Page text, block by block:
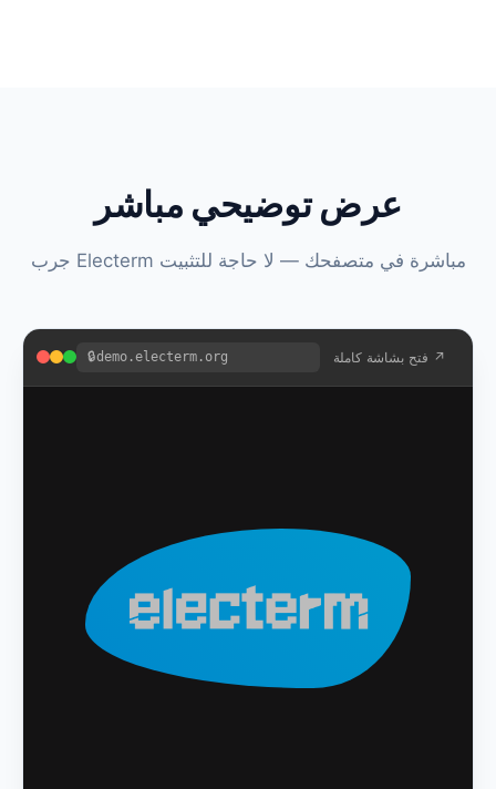
عرض توضيحي مباشر
جرب Electerm مباشرة في متصفحك — لا حاجة للتثبيت
🔒demo.electerm.org فتح بشاشة كاملة ↗